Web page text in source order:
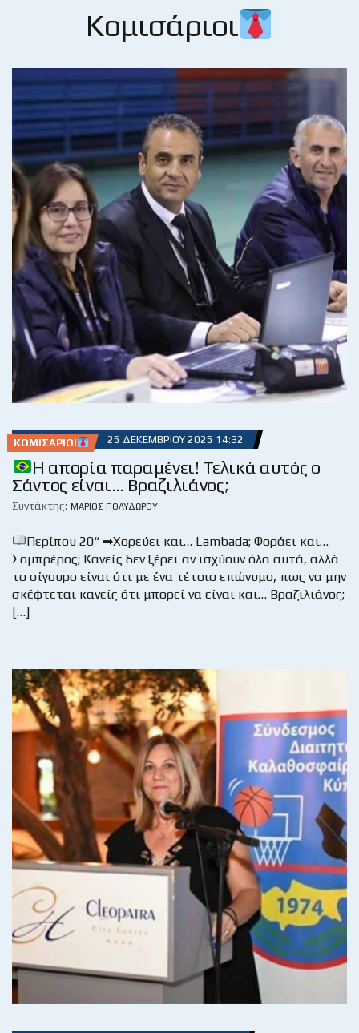
Κομισάριοι
ΚΟΜΙΣΆΡΙΟΙ 25 ΔΕΚΕΜΒΡΊΟΥ 2025 14:32
Η απορία παραμένει! Τελικά αυτός ο
Σάντος είναι… Βραζιλιάνος;
Συντάκτης: ΜΆΡΙΟΣ ΠΟΛΥΔΏΡΟΥ
Περίπου 20“ ➡Χορεύει και… Lambada; Φοράει και…
Σομπρέρος; Κανείς δεν ξέρει αν ισχύουν όλα αυτά, αλλά
το σίγουρο είναι ότι με ένα τέτοιο επώνυμο, πως να μην
σκέφτεται κανείς ότι μπορεί να είναι και… Βραζιλιάνος;
[…]